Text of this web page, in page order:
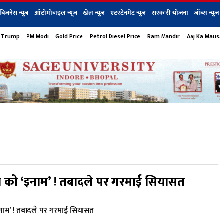
बिज़नेस न्यूज़ ऑटोमोबाइल न्यूज़ खेल न्यूज़ एंटरटेनमेंट न्यूज़ सरकारी योजना जॉब्स न्यूज
बिज़नेस टेक न्यूज धर्म ऑटोमोबाइल
PM Modi Gold Price Petrol Diesel Price Ram Mandir Aaj Ka
‘इनाम’ ! तबादले पर गरमाई सियासत
! तबादले पर गरमाई सियासत